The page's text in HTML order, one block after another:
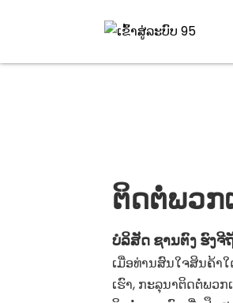
ຕິດຕໍ່ພວກ
ບໍລິສັດ ຊານຕົງ ຮົງຈີ
ເມື່ອທ່ານສົນໃຈສິນຄ້າ
ເຮົາ, ກະລຸນາຕິດຕໍ່ພວ